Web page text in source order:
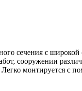
сечения с
сооружении
монтируется с